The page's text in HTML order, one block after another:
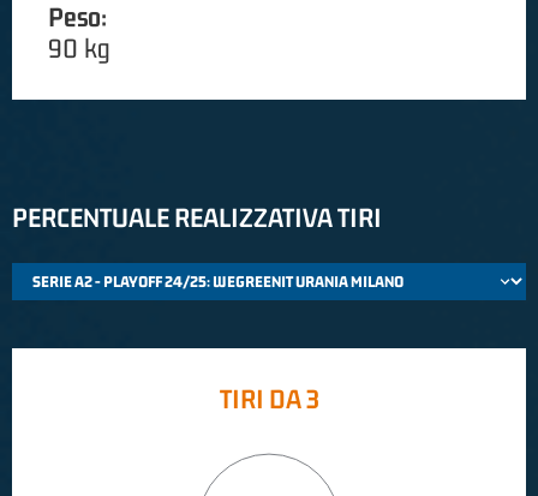
Peso:
90 kg
PERCENTUALE REALIZZATIVA TIRI
TIRI DA 3